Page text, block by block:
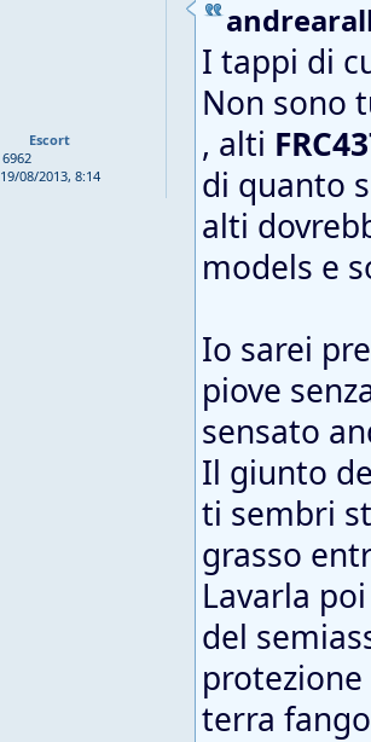
Escort
6962
19/08/2013, 8:14
I tappi di
Non sono
, alti
di quanto
alti
models e
Io sarei
piove
sensato
Il giunto
ti sembri
grasso
Lavarla
del
terra